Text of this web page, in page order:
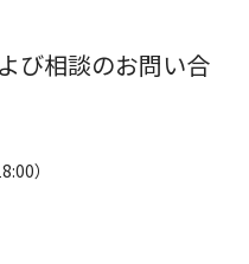
び相談のお問い合
）